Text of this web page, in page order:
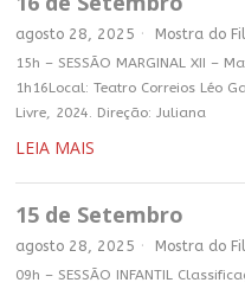
agosto 28, 2025 Mostra do
15h – SESSÃO MARGINAL XII –
1h16Local: Teatro Correios Léo
Livre, 2024. Direção: Juliana
LEIA MAIS
15 de Setembro
agosto 28, 2025 Mostra do
09h – SESSÃO INFANTIL